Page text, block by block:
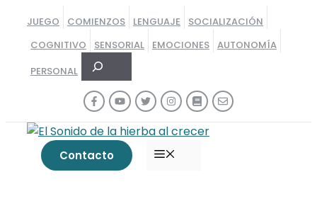
contenido
JUEGO COMIENZOS LENGUAJE
SOCIALIZACIÓN
COGNITIVO
SENSORIAL EMOCIONES AUTONOMÍA
PERSONAL
Buscar
Contacto